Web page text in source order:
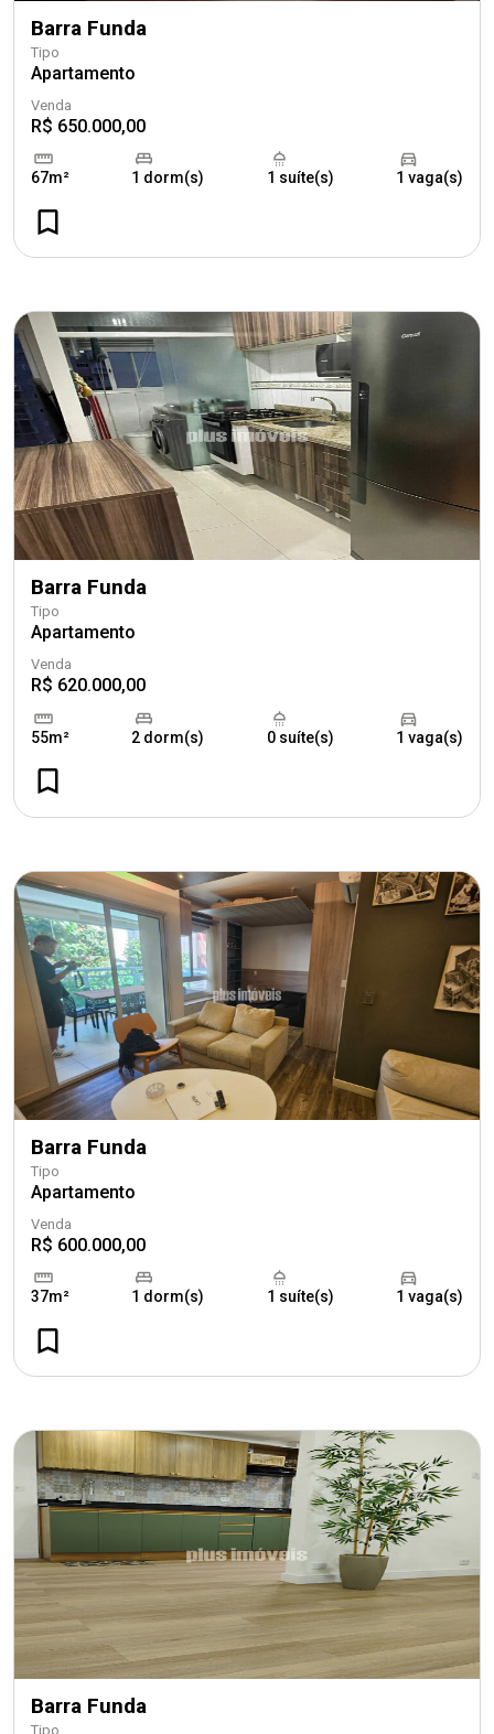
Barra Funda
Tipo
Apartamento
Venda
R$ 650.000,00
67m² 1 dorm(s) 1 suíte(s) 1 vaga(s)
Barra Funda
Tipo
Apartamento
Venda
R$ 620.000,00
55m² 2 dorm(s) 0 suíte(s) 1 vaga(s)
Barra Funda
Tipo
Apartamento
Venda
R$ 600.000,00
37m² 1 dorm(s) 1 suíte(s) 1 vaga(s)
Barra Funda
Tipo